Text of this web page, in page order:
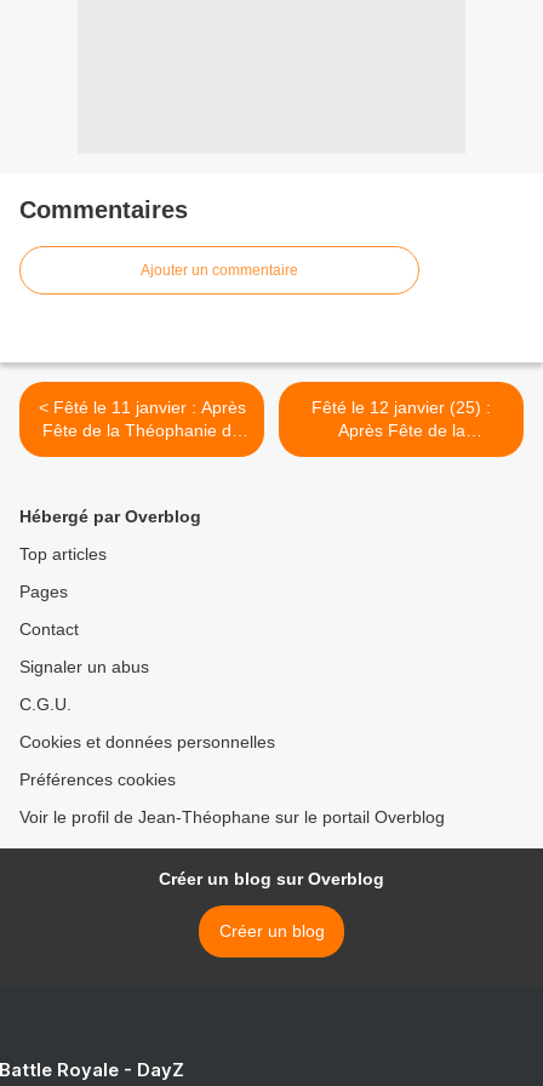
Commentaires
Ajouter un commentaire
< Fêté le 11 janvier : Après
Fête de la Théophanie de
notre Sauveur et Seigneur
Fêté le 12 janvier (25) :
Après Fête de la
Théophanie de notre
Hébergé par Overblog
Top articles
Pages
Contact
Signaler un abus
C.G.U.
Cookies et données personnelles
Préférences cookies
Voir le profil de Jean-Théophane sur le portail Overblog
Créer un blog sur Overblog
Créer un blog
Royale - DayZ